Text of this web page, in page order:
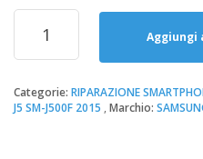
originale
74,90€.
attuale
50,00€.
Riparazione
Sostituzione
Display
Completo-
Oro
Aggiungi
Categorie: RIPARAZIONE
J5 SM-J500F 2015 Marchio: